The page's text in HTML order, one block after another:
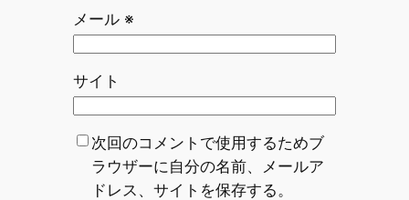
メール ※
サイト
次回のコメントで使用するためブ
ラウザーに自分の名前、メールア
ドレス、サイトを保存する。